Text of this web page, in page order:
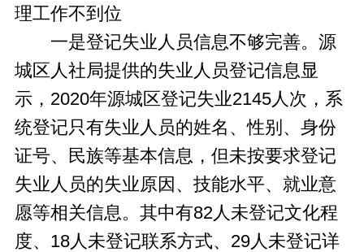
理工作不到位
一是登记失业人员信息不够完善。源
城区人社局提供的失业人员登记信息显
示，2020年源城区登记失业2145人次，系
统登记只有失业人员的姓名、性别、身份
证号、民族等基本信息，但未按要求登记
失业人员的失业原因、技能水平、就业意
愿等相关信息。其中有82人未登记文化程
度、18人未登记联系方式、29人未登记详